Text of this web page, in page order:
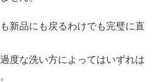
新品にも戻るわけでも完璧に直
度な洗い方によってはいずれは